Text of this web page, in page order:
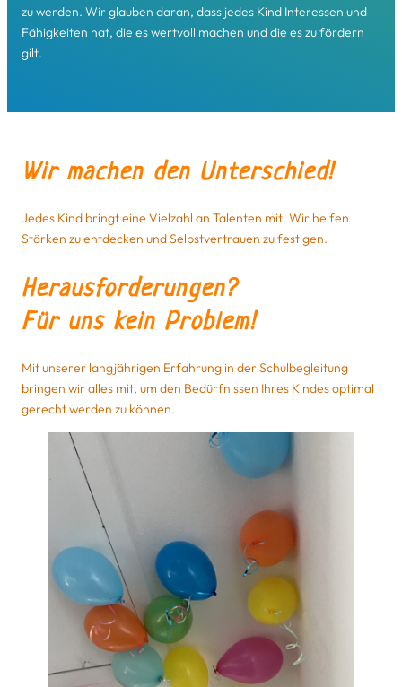
zu werden. Wir glauben daran, dass jedes Kind Interessen und
Fähigkeiten hat, die es wertvoll machen und die es zu fördern
gilt.
Wir machen den Unterschied!
Jedes Kind bringt eine Vielzahl an Talenten mit. Wir helfen
Stärken zu entdecken und Selbstvertrauen zu festigen.
Herausforderungen?
Für uns kein Problem!
Mit unserer langjährigen Erfahrung in der Schulbegleitung
bringen wir alles mit, um den Bedürfnissen Ihres Kindes optimal
gerecht werden zu können.
Ich kenne Frau
schon seit
mehreren
Jahren als
meine
Teamleiterin.